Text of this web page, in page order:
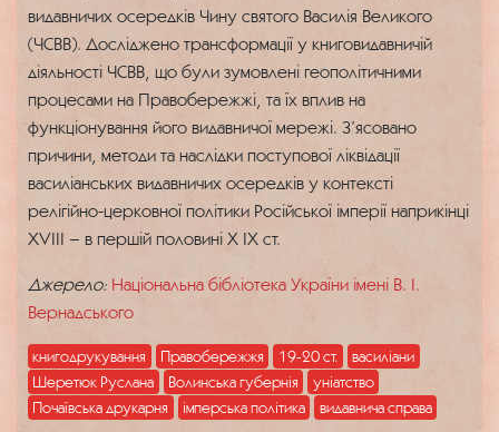
видавничих осередків Чину святого Василія Великого
(ЧСВВ). Досліджено трансформації у книговидавничій
діяльності ЧСВВ, що були зумовлені геополітичними
процесами на Правобережжі, та їх вплив на
функціонування його видавничої мережі. З’ясовано
причини, методи та наслідки поступової ліквідації
василіанських видавничих осередків у контексті
релігійно-церковної політики Російської імперії наприкінці
XVIII – в першій половині X IX ст.
Джерело: Національна бібліотека України імені В. І.
Вернадського
книгодрукування Правобережжя 19-20 ст.
василіани
Шеретюк Руслана
Волинська губернія
уніатство
Почаївська друкарня
імперська політика видавнича справа